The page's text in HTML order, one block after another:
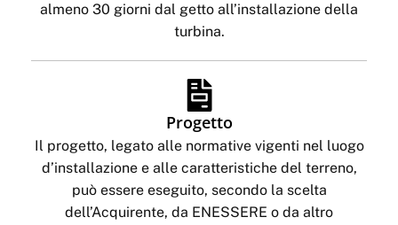
almeno 30 giorni dal getto all’installazione della
turbina.
Progetto
Il progetto, legato alle normative vigenti nel luogo
d’installazione e alle caratteristiche del terreno,
può essere eseguito, secondo la scelta
dell’Acquirente, da ENESSERE o da altro